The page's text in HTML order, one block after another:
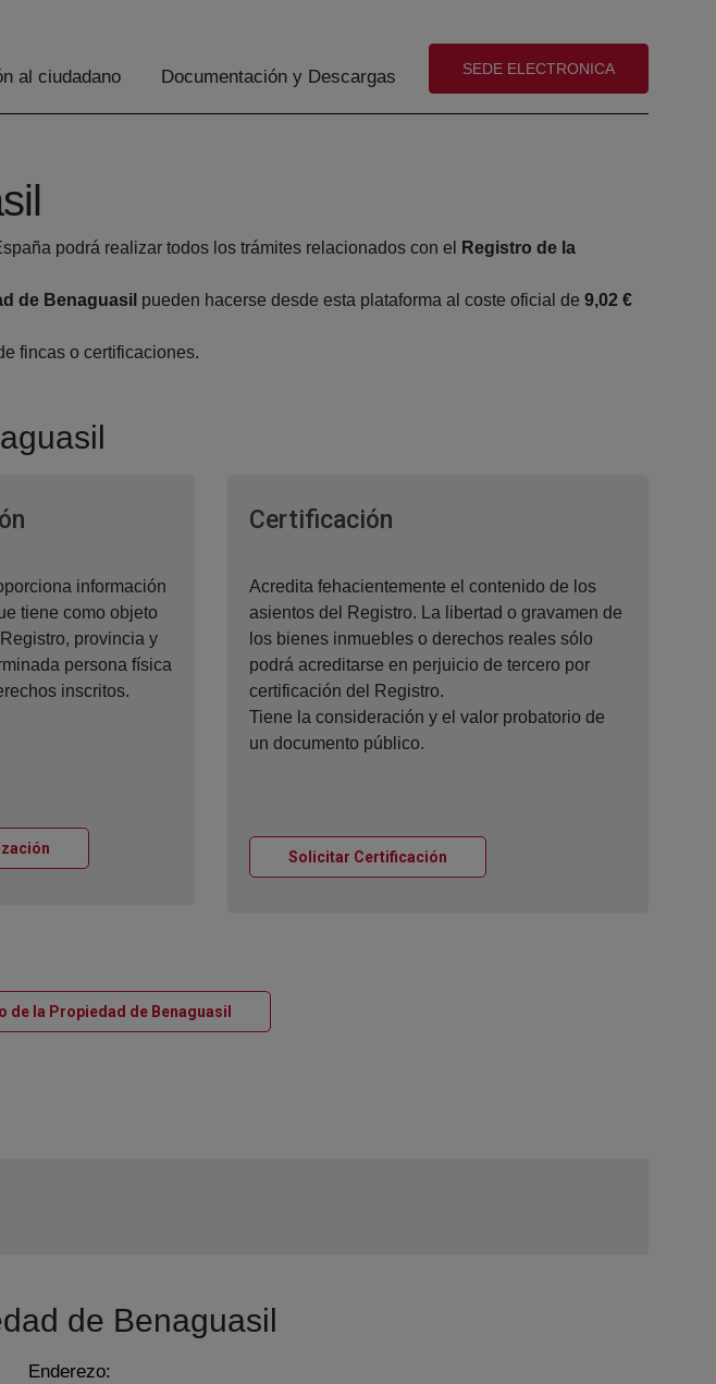
al ciudadano Documentación y Descargas (abre en nueva ventana)
SEDE ELECTRONICA
podrá realizar todos los trámites relacionados con el
Registro de la
de Benaguasil pueden hacerse desde esta plataforma al coste oficial de 9,02 €
fincas o certificaciones.
Ventana nueva
información
tiene como objeto
provincia y
persona física
inscritos.
Ventana nueva
Certificación
Acredita fehacientemente el contenido de los
asientos del Registro. La libertad o gravamen de
los bienes inmuebles o derechos reales sólo
podrá acreditarse en perjuicio de tercero por
certificación del Registro.
Tiene la consideración y el valor probatorio de
un documento público.
Solicitar Certificación
la Propiedad de Benaguasil Ventana nueva
de Benaguasil
Enderezo: